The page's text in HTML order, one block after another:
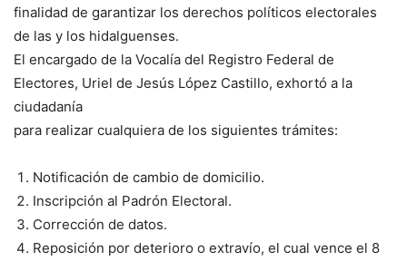
finalidad de garantizar los derechos políticos electorales
de las y los hidalguenses.
El encargado de la Vocalía del Registro Federal de
Electores, Uriel de Jesús López Castillo, exhortó a la
ciudadanía
para realizar cualquiera de los siguientes trámites:
Notificación de cambio de domicilio.
Inscripción al Padrón Electoral.
Corrección de datos.
Reposición por deterioro o extravío, el cual vence el 8